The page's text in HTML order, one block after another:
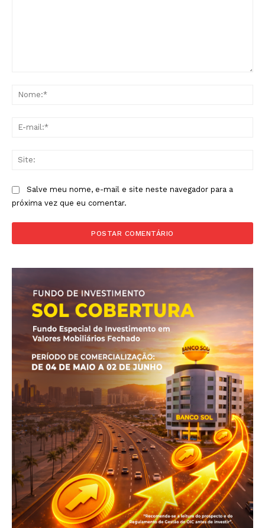
Revista Outside
ASSINAR
A Empresa
Sobre nós
Diretrizes Editoriais
Política de Privacidade
Salve meu nome, e-mail e site neste navegador para a
próxima vez que eu comentar.